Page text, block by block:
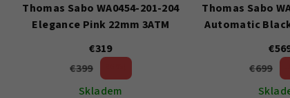
Thomas Sabo WA0454-201-204
Elegance Pink 22mm 3ATM
€319
€399
Skladem
Thomas Sabo
Automatic
€699